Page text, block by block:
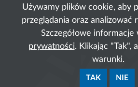
Używamy plików cookie, aby
przeglądania oraz analizować
Szczegółowe informacje
prywatności. Klikając "Tak",
warunki.
TAK NIE